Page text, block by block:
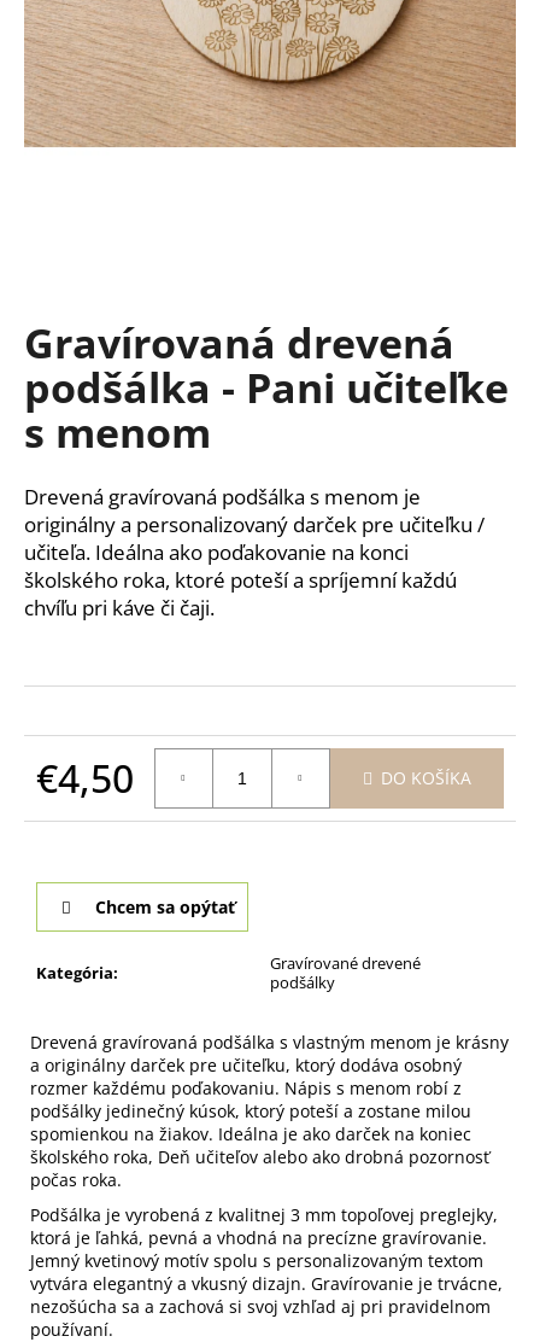
Gravírovaná drevená
podšálka - Pani učiteľke
s menom
Drevená gravírovaná podšálka s menom je
originálny a personalizovaný darček pre učiteľku /
učiteľa. Ideálna ako poďakovanie na konci
školského roka, ktoré poteší a spríjemní každú
chvíľu pri káve či čaji.
€4,50 DO KOŠÍKA
Kategória:
Gravírované drevené
podšálky
Chcem sa opýtať
Drevená gravírovaná podšálka s vlastným menom je krásny
a originálny darček pre učiteľku, ktorý dodáva osobný
rozmer každému poďakovaniu. Nápis s menom robí z
podšálky jedinečný kúsok, ktorý poteší a zostane milou
spomienkou na žiakov. Ideálna je ako darček na koniec
školského roka, Deň učiteľov alebo ako drobná pozornosť
počas roka.
Podšálka je vyrobená z kvalitnej 3 mm topoľovej preglejky,
ktorá je ľahká, pevná a vhodná na precízne gravírovanie.
Jemný kvetinový motív spolu s personalizovaným textom
vytvára elegantný a vkusný dizajn. Gravírovanie je trvácne,
nezošúcha sa a zachová si svoj vzhľad aj pri pravidelnom
používaní.
á
j
s
ť
?
O
d
p
r
ú
č
a
m
e
POHÁR
BIELE
PRE
MAMU
-
€9,90